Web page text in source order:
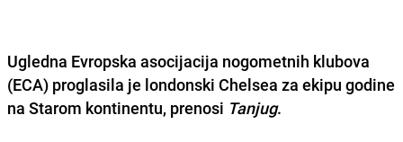
Ugledna Evropska asocijacija nogometnih klubova
(ECA) proglasila je londonski Chelsea za ekipu godine
na Starom kontinentu, prenosi Tanjug.